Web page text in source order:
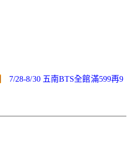
7/28-8/30 五南BTS全館滿599再9